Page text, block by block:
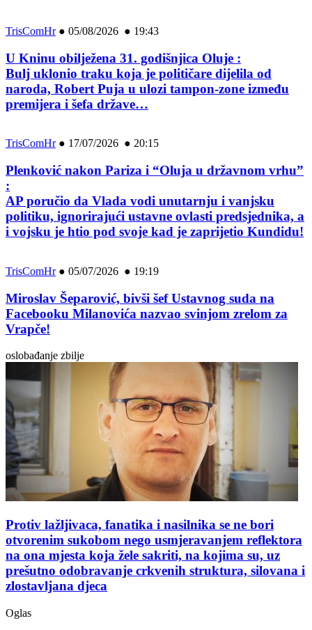
TrisComHr● 05/08/2026 ● 19:43
U Kninu obilježena 31. godišnjica Oluje :
Bulj uklonio traku koja je političare dijelila od
naroda, Robert Puja u ulozi tampon-zone između
premijera i šefa države…
TrisComHr● 17/07/2026 ● 20:15
Plenković nakon Pariza i “Oluja u državnom vrhu”
:
AP poručio da Vlada vodi unutarnju i vanjsku
politiku, ignorirajući ustavne ovlasti predsjednika, a
i vojsku je htio pod svoje kad je zaprijetio Kundidu!
TrisComHr● 05/07/2026 ● 19:19
Miroslav Šeparović, bivši šef Ustavnog suda na
Facebooku Milanovića nazvao svinjom zrelom za
Vrapče!
oslobađanje zbilje
Protiv lažljivaca, fanatika i nasilnika se ne bori
otvorenim sukobom nego usmjeravanjem reflektora
na ona mjesta koja žele sakriti, na kojima su, uz
prešutno odobravanje crkvenih struktura, silovana i
zlostavljana djeca
Oglas